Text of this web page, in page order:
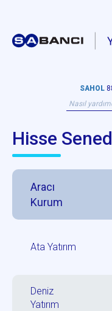
SAHOL
Hisse
Aracı
Kurum
Ata Yatırım
Deniz
Yatırım